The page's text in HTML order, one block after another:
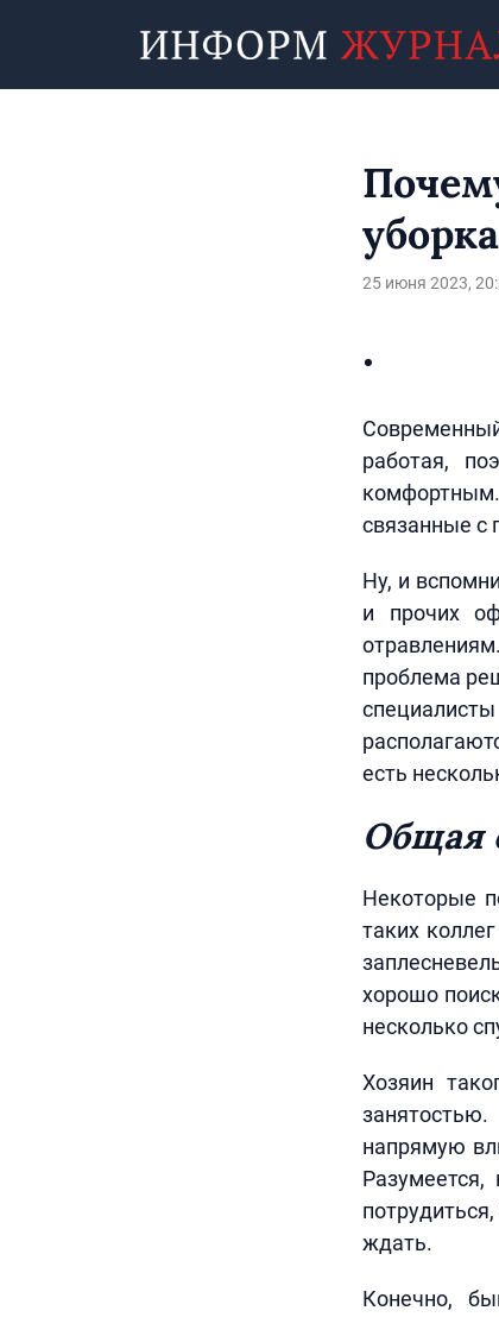
25 июня 2023,
работая,
связанные с
Ну, и
и прочих
проблема
есть
Общая
Некоторые
таких
хорошо
несколько
Хозяин
напрямую
ждать.
Конечно,